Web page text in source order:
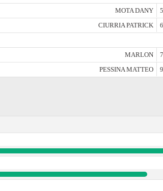
MOTA DANY
CIURRIA PATRICK
MARLON
PESSINA MATTEO